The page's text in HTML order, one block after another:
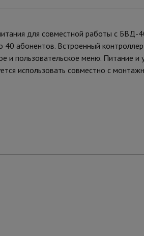
для совместной работы с
40 абонентов. Встроенный
и пользовательское меню. Питание
использовать совместно с